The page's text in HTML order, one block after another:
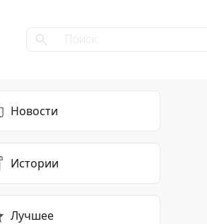
Новости
Истории
Лучшее